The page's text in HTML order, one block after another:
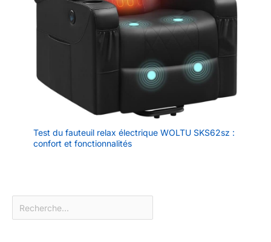
Test du fauteuil relax électrique WOLTU SKS62sz :
confort et fonctionnalités